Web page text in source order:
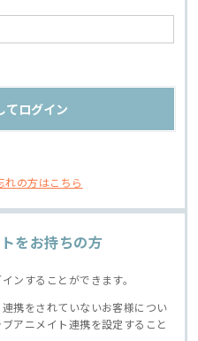
れの方はこちら
をお持ちの方
ンすることができます。
携をされていないお客様につい
アニメイト連携を設定すること